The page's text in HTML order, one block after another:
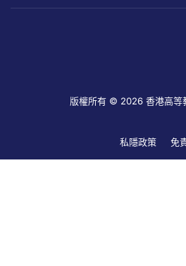
版權所有 © 2026 香港高等
私隱政策 免